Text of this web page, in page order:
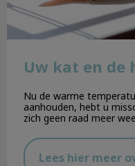
Uw kat en
Nu de warme
aanhouden, hebt u
zich geen raad meer
Lees hier meer